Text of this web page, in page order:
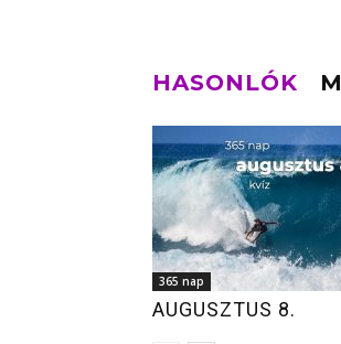
HASONLÓK
365 nap
AUGUSZTUS 8.